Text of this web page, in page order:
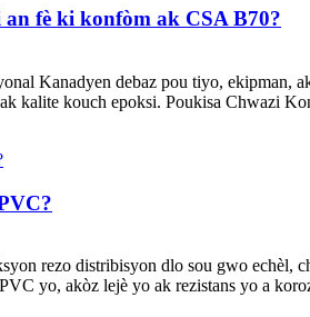
fè ki konfòm ak CSA B70?
Kanadyen debaz pou tiyo, ekipman,
kalite kouch epoksi. Poukisa Chwazi
rezo distribisyon dlo sou gwo echèl,
yo, akòz lejè yo ak rezistans yo a